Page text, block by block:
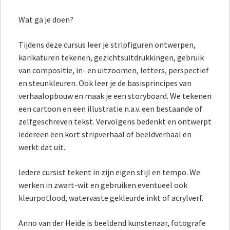
Wat ga je doen?
Tijdens deze cursus leer je stripfiguren ontwerpen,
karikaturen tekenen, gezichtsuitdrukkingen, gebruik
van compositie, in- en uitzoomen, letters, perspectief
en steunkleuren. Ook leer je de basisprincipes van
verhaalopbouw en maak je een storyboard. We tekenen
een cartoon en een illustratie n.a.v. een bestaande of
zelfgeschreven tekst. Vervolgens bedenkt en ontwerpt
iedereen een kort stripverhaal of beeldverhaal en
werkt dat uit.
Iedere cursist tekent in zijn eigen stijl en tempo. We
werken in zwart-wit en gebruiken eventueel ook
kleurpotlood, watervaste gekleurde inkt of acrylverf.
Anno van der Heide is beeldend kunstenaar, fotografe